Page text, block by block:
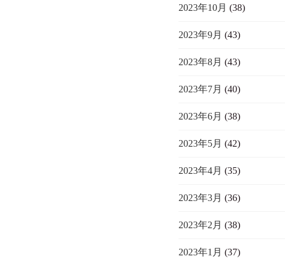
2023年10月 (38)
2023年9月 (43)
2023年8月 (43)
2023年7月 (40)
2023年6月 (38)
2023年5月 (42)
2023年4月 (35)
2023年3月 (36)
2023年2月 (38)
2023年1月 (37)